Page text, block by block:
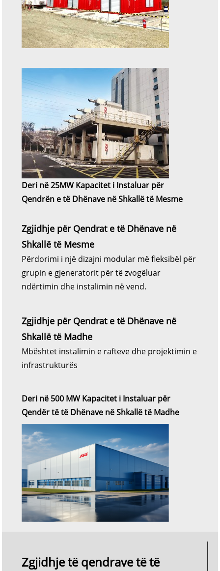
Deri në 25MW Kapacitet i Instaluar për
Qendrën e të Dhënave në Shkallë të Mesme
Zgjidhje për Qendrat e të Dhënave në
Shkallë të Mesme
Përdorimi i një dizajni modular më fleksibël për
grupin e gjeneratorit për të zvogëluar
ndërtimin dhe instalimin në vend.
Zgjidhje për Qendrat e të Dhënave në
Shkallë të Madhe
Mbështet instalimin e rafteve dhe projektimin e
infrastrukturës
Deri në 500 MW Kapacitet i Instaluar për
Qendër të të Dhënave në Shkallë të Madhe
Zgjidhje të qendrave të të